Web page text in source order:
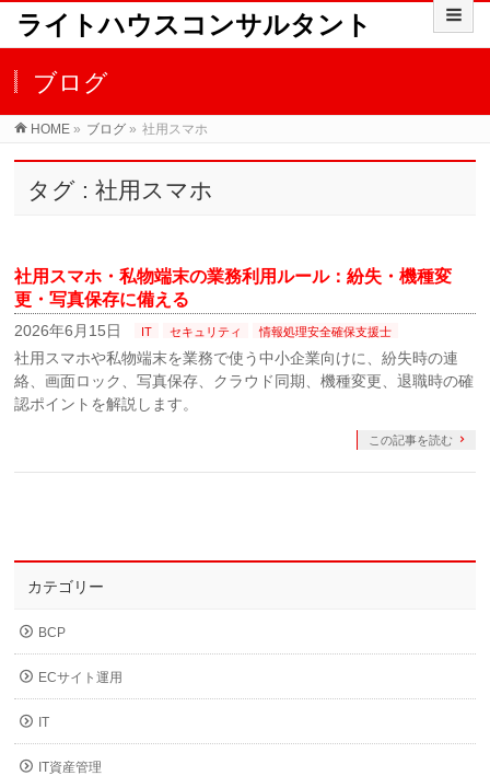
ライトハウスコンサルタント
ブログ
HOME » ブログ » 社用スマホ
タグ : 社用スマホ
社用スマホ・私物端末の業務利用ルール：紛失・機種変
更・写真保存に備える
2026年6月15日 IT セキュリティ 情報処理安全確保支援士
社用スマホや私物端末を業務で使う中小企業向けに、紛失時の連
絡、画面ロック、写真保存、クラウド同期、機種変更、退職時の確
認ポイントを解説します。
この記事を読む
カテゴリー
BCP
ECサイト運用
IT
IT資産管理